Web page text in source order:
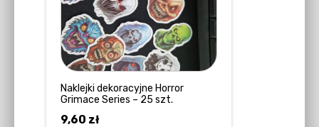
Naklejki dekoracyjne Horror
Grimace Series – 25 szt.
9,60 zł